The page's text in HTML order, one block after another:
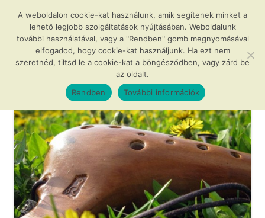
tartalomba
Agócs és a varázslatos okarínák
…avagy az okarína az új furulya!
Menü
A weboldalon cookie-kat használunk, amik segítenek minket a
lehető legjobb szolgáltatások nyújtásában. Weboldalunk
további használatával, vagy a "Rendben" gomb megnyomásával
elfogadod, hogy cookie-kat használjunk. Ha ezt nem
szeretnéd, tiltsd le a cookie-kat a böngésződben, vagy zárd be
az oldalt.
Rendben
További információk